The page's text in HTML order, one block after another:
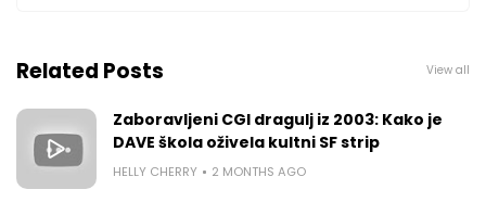
Related Posts View all
Zaboravljeni CGI dragulj iz 2003: Kako je
DAVE škola oživela kultni SF strip
HELLY CHERRY 2 MONTHS AGO